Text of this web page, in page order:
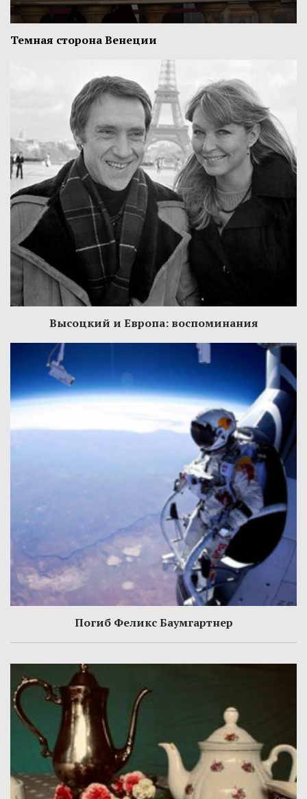
Темная сторона Венеции
Высоцкий и Европа: воспоминания
Погиб Феликс Баумгартнер